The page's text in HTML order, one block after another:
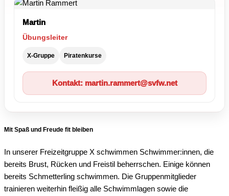
Martin
Übungsleiter
X-Gruppe Piratenkurse
Kontakt: martin.rammert@svfw.net
Mit Spaß und Freude fit bleiben
In unserer Freizeitgruppe X schwimmen Schwimmer:innen, die
bereits Brust, Rücken und Freistil beherrschen. Einige können
bereits Schmetterling schwimmen. Die Gruppenmitglieder
trainieren weiterhin fleißig alle Schwimmlagen sowie die